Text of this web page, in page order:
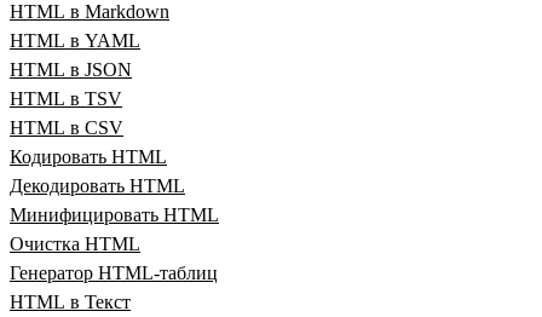
HTML в Markdown
HTML в YAML
HTML в JSON
HTML в TSV
HTML в CSV
Кодировать HTML
Декодировать HTML
Минифицировать HTML
Очистка HTML
Генератор HTML‑таблиц
HTML в Текст